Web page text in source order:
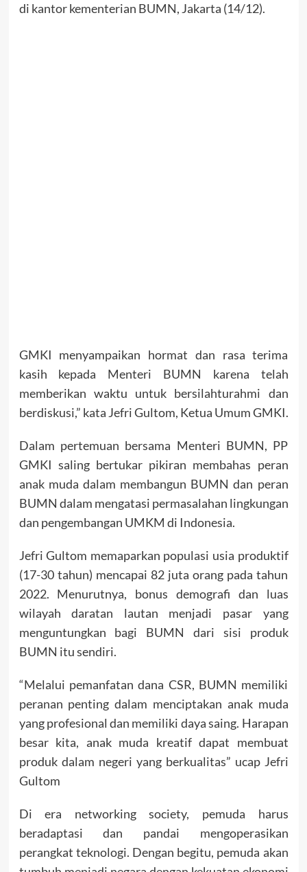
di kantor kementerian BUMN, Jakarta (14/12).
GMKI menyampaikan hormat dan rasa terima
kasih kepada Menteri BUMN karena telah
memberikan waktu untuk bersilahturahmi dan
berdiskusi,” kata Jefri Gultom, Ketua Umum GMKI.
Dalam pertemuan bersama Menteri BUMN, PP
GMKI saling bertukar pikiran membahas peran
anak muda dalam membangun BUMN dan peran
BUMN dalam mengatasi permasalahan lingkungan
dan pengembangan UMKM di Indonesia.
Jefri Gultom memaparkan populasi usia produktif
(17-30 tahun) mencapai 82 juta orang pada tahun
2022. Menurutnya, bonus demografi dan luas
wilayah daratan lautan menjadi pasar yang
menguntungkan bagi BUMN dari sisi produk
BUMN itu sendiri.
“Melalui pemanfatan dana CSR, BUMN memiliki
peranan penting dalam menciptakan anak muda
yang profesional dan memiliki daya saing. Harapan
besar kita, anak muda kreatif dapat membuat
produk dalam negeri yang berkualitas” ucap Jefri
Gultom
Di era networking society, pemuda harus
beradaptasi dan pandai mengoperasikan
perangkat teknologi. Dengan begitu, pemuda akan